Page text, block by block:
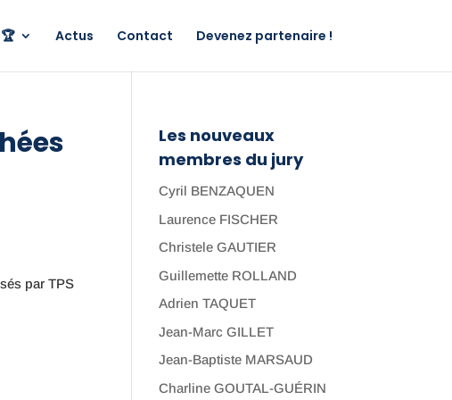
Actus Contact Devenez partenaire !
par TPS
Les nouveaux
membres du jury
Cyril BENZAQUEN
Laurence FISCHER
Christele GAUTIER
Guillemette ROLLAND
Adrien TAQUET
Jean-Marc GILLET
Jean-Baptiste MARSAUD
Charline GOUTAL-GUÉRIN